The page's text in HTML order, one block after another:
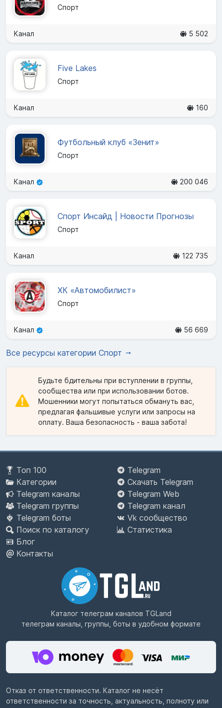
Спорт
Канал 5 502
Five Lakes
Спорт
Канал 160
Футбольный клуб «Зенит»
Спорт
Канал 200 046
Спорт Инсайд | Новости Прогнозы
Спорт
Канал 122 735
ХК «Автомобилист»
Спорт
Канал 56 669
Все ресурсы категории Спорт
Будьте бдительны при вступлении в группы,
сообщества или при использовании ботов.
Мошенники могут попытаться обмануть вас,
предлагая фальшивые услуги или запросы на
оплату. Ваша безопасность - ваша забота!
Топ 100
Категории
Telegram каналы
Telegram группы
Telegram боты
Поиск по каталогу
Блог
Контакты
Telegram
Скачать Telegram
Telegram Web
Telegram канал
Vk сообщество
Статистика
Каталог телеграм каналов TGLand
телеграм каналы, группы, боты в удобном формате
Отказ от ответственности. Каталог не несёт
ответственности за точность, актуальность, полноту или